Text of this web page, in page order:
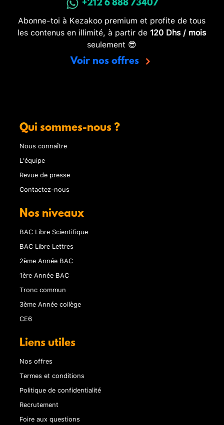
+212 6 888 73407
Abonne-toi à Kezakoo premium et profite de tous
les contenus en illimité, à partir de 120 Dhs / mois
seulement 😎
Voir nos offres
Qui sommes-nous ?
Nous connaître
L'équipe
Revue de presse
Contactez-nous
Nos niveaux
BAC Libre Scientifique
BAC Libre Lettres
2ème Année BAC
1ère Année BAC
Tronc commun
3ème Année collège
CE6
Liens utiles
Nos offres
Termes et conditions
Politique de confidentialité
Recrutement
Foire aux questions